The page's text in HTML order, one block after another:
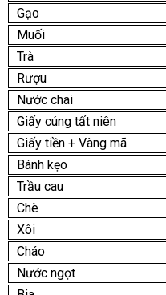
Gạo
Muối
Trà
Rượu
Nước chai
Giấy cúng tất niên
Giấy tiền + Vàng mã
Bánh kẹo
Trầu cau
Chè
Xôi
Cháo
Nước ngọt